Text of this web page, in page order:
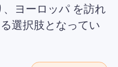
由
ヨーロッパ を訪れ
選択肢となってい